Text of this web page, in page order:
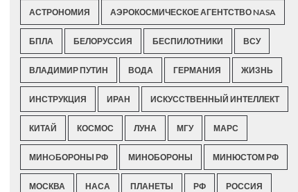
АСТРОНОМИЯ АЭРОКОСМИЧЕСКОЕ АГЕНТСТВО NASA
БПЛА БЕЛОРУССИЯ БЕСПИЛОТНИКИ ВСУ
ВЛАДИМИР ПУТИН ВОДА ГЕРМАНИЯ ЖИЗНЬ
ИНСТРУКЦИЯ ИРАН ИСКУССТВЕННЫЙ ИНТЕЛЛЕКТ
КИТАЙ КОСМОС ЛУНА МГУ МАРС
МИНOБОРОНЫ РФ МИНОБОРОНЫ МИНЮСТОМ РФ
МОСКВА НАСА ПЛАНЕТЫ РФ РОССИЯ